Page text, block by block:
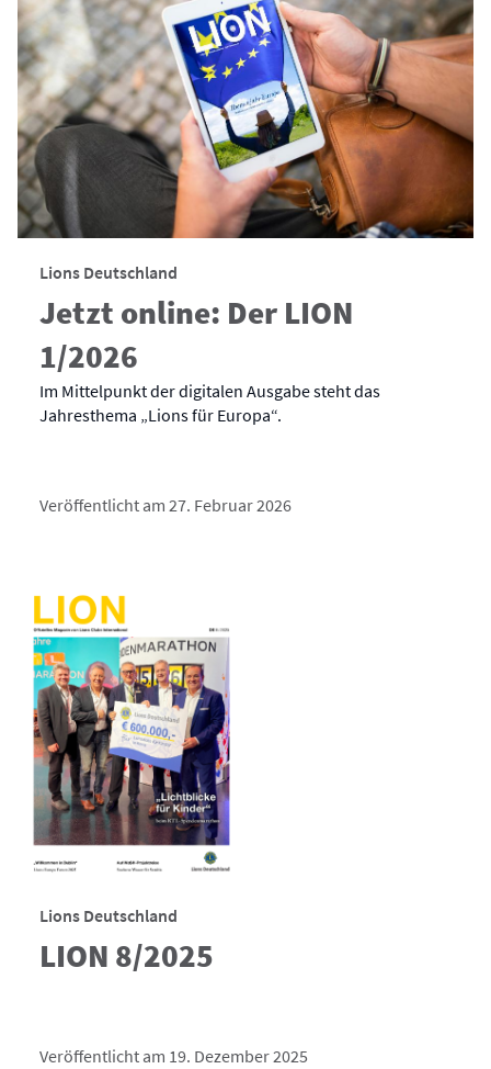
Lions Deutschland
Jetzt online: Der LION
1/2026
Im Mittelpunkt der digitalen Ausgabe steht das
Jahresthema „Lions für Europa“.
Veröffentlicht am 27. Februar 2026
Lions Deutschland
LION 8/2025
Veröffentlicht am 19. Dezember 2025